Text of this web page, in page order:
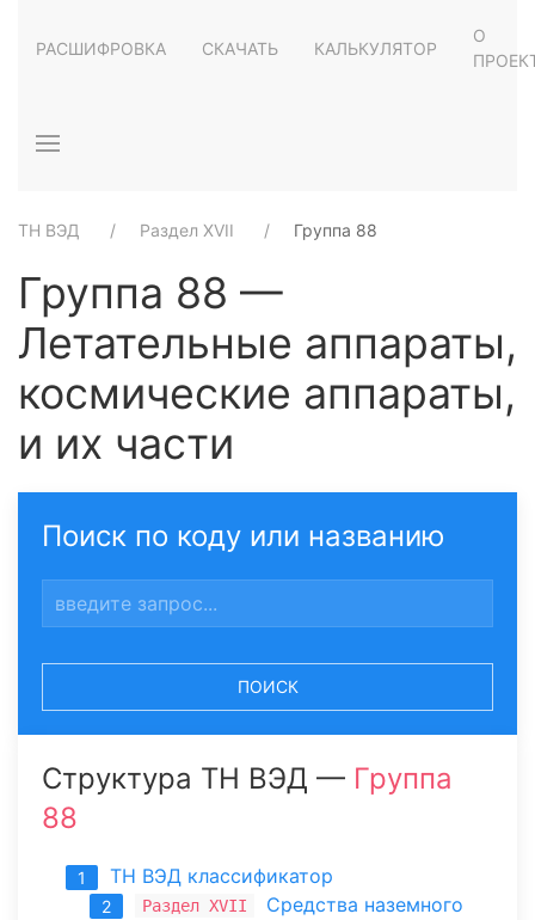
РАСШИФРОВКА СКАЧАТЬ КАЛЬКУЛЯТОР
О
ТН ВЭД Раздел XVII Группа 88
Группа 88 —
Летательные аппараты,
космические аппараты,
и их части
Поиск по коду или названию
ПОИСК
Структура ТН ВЭД — Группа
88
1 ТН ВЭД классификатор
2 Раздел XVII
Средства наземного